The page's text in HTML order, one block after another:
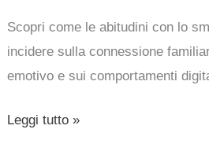
Scopri come le abitudini con lo
incidere sulla connessione
emotivo e sui comportamenti
Leggi tutto »